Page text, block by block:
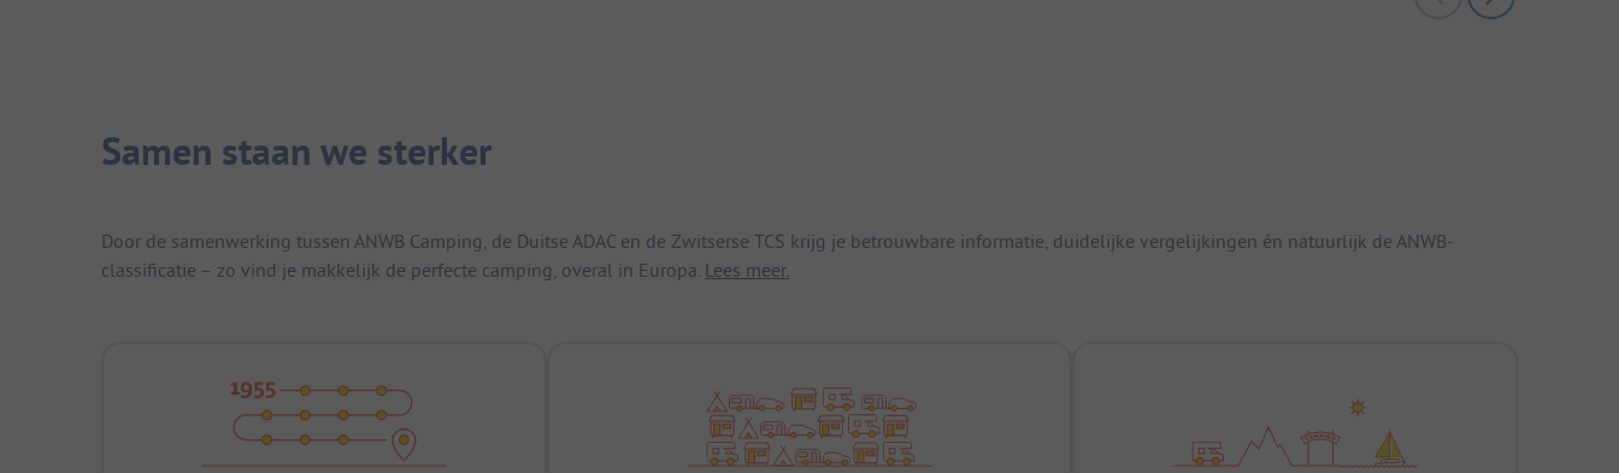
Samen staan we sterker
Door de samenwerking tussen ANWB Camping, de Duitse ADAC en de Zwitserse TCS krijg je betrouwbare informatie, duidelijke vergelijkingen én natuurlijk de ANWB-
classificatie – zo vind je makkelijk de perfecte camping, overal in Europa. Lees meer.